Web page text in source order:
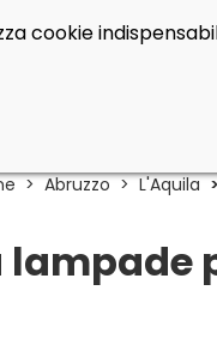
Abruzzo L'Aquila
lampade
cookie